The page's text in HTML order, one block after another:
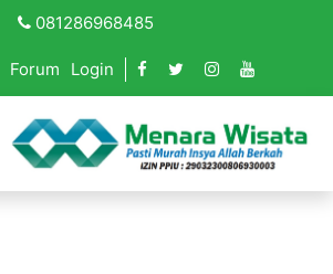
081286968485
Forum Login